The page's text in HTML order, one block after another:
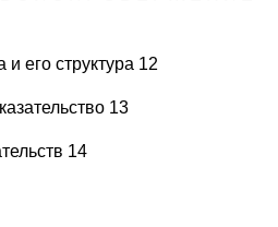
и его структура 12
13
14